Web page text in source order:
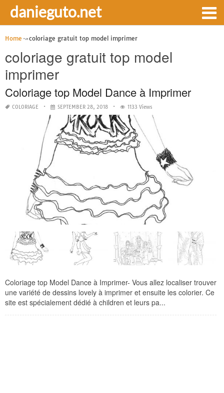
danieguto.net
Home coloriage gratuit top model imprimer
coloriage gratuit top model
imprimer
Coloriage top Model Dance à Imprimer
COLORIAGE SEPTEMBER 28, 2018 1133 Views
Coloriage top Model Dance à Imprimer- Vous allez localiser trouver
une variété de dessins lovely à imprimer et ensuite les colorier. Ce
site est spécialement dédié à children et leurs pa...